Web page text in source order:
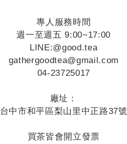
專人服務時間
週一至週五 9:00~17:00
LINE:@good.tea
gathergoodtea@gmail.com
04-23725017
廠址：
台中市和平區梨山里中正路37號
買茶皆會開立發票